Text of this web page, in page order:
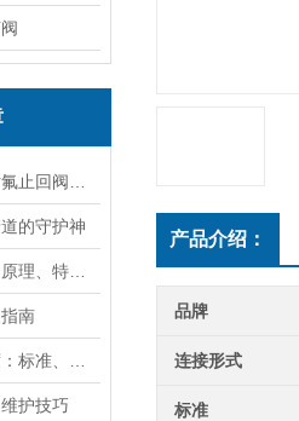
的守护神
南
护技巧
产品介绍：
品牌
连接形式
标准